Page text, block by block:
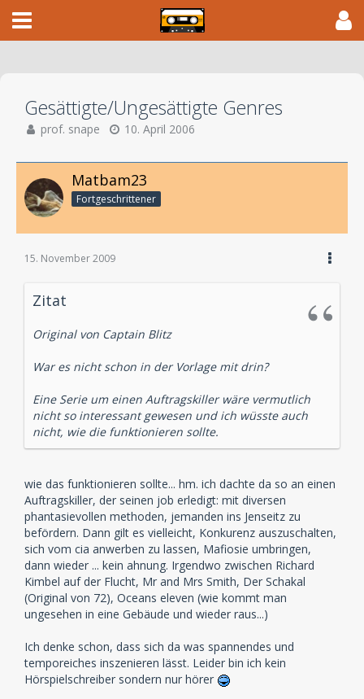
Gesättigte/Ungesättigte Genres
prof. snape 10. April 2006
Matbam23
Fortgeschrittener
15. November 2009
Zitat
Original von Captain Blitz
War es nicht schon in der Vorlage mit drin?
Eine Serie um einen Auftragskiller wäre vermutlich
nicht so interessant gewesen und ich wüsste auch
nicht, wie die funktionieren sollte.
wie das funktionieren sollte... hm. ich dachte da so an einen
Auftragskiller, der seinen job erledigt: mit diversen
phantasievollen methoden, jemanden ins Jenseitz zu
befördern. Dann gilt es vielleicht, Konkurenz auszuschalten,
sich vom cia anwerben zu lassen, Mafiosie umbringen,
dann wieder ... kein ahnung. Irgendwo zwischen Richard
Kimbel auf der Flucht, Mr and Mrs Smith, Der Schakal
(Original von 72), Oceans eleven (wie kommt man
ungesehen in eine Gebäude und wieder raus...)
Ich denke schon, dass sich da was spannendes und
temporeiches inszenieren lässt. Leider bin ich kein
Hörspielschreiber sondern nur hörer